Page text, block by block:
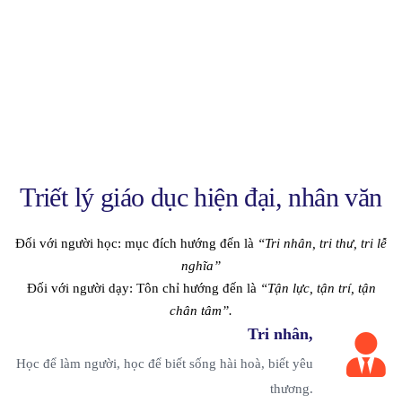
Triết lý giáo dục hiện đại, nhân văn
Đối với người học: mục đích hướng đến là “Tri nhân, tri thư, tri lễ
nghĩa”
Đối với người dạy: Tôn chỉ hướng đến là “Tận lực, tận trí, tận
chân tâm”.
Tri nhân,
Học để làm người, học để biết sống hài hoà, biết yêu
thương.